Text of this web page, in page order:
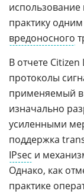
использование
практику
вредоносного
В отчете
протоколы
применяемый в
изначально
усиленными
поддержка
IPsec и
Однако, как
практике